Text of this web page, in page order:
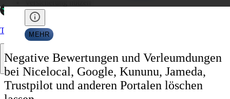
TrustpilotMEHR
Negative Bewertungen und Verleumdungen
bei Nicelocal, Google, Kununu, Jameda,
Trustpilot und anderen Portalen löschen